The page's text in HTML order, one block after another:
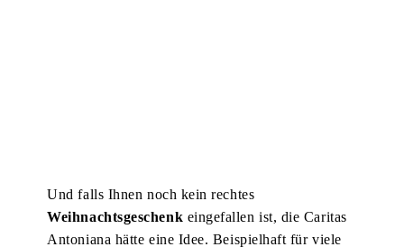
Und falls Ihnen noch kein rechtes
Weihnachtsgeschenk eingefallen ist, die Caritas
Antoniana hätte eine Idee. Beispielhaft für viele